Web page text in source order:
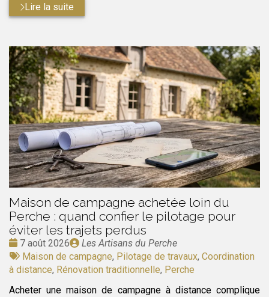
Lire la suite
Maison de campagne achetée loin du
Perche : quand confier le pilotage pour
éviter les trajets perdus
Date
:
7 août 2026
Publié
par
Les Artisans du Perche
Tags
:
Maison de campagne, Pilotage de travaux, Coordination
à distance, Rénovation traditionnelle, Perche
Acheter une maison de campagne à distance complique